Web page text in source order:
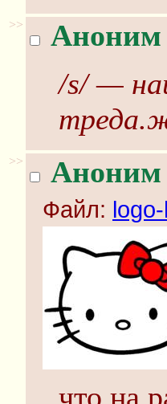
>> Аноним
/s/ —
>> Аноним
Файл:
что на